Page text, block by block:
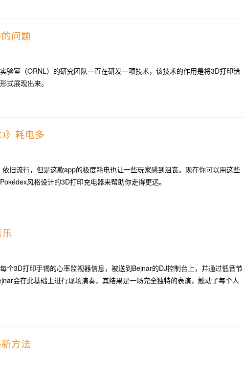
问题
验室（ORNL）的研究团队一直在研发一项技术，该技术的作用是将3D打印错
式展现出来。
》耗电多
依旧流行，但是这款app的极度耗电也让一些玩家感到沮丧。现在你可以用这些
风格设计的3D打印充电器来帮助你走得更远。
乐
个3D打印手镯的心率监视器信息，被送到Bejnar的DJ控制台上，并通过低音节
会在此基础上进行现场演奏，其结果是一场完全独特的表演，触动了每个人
方法